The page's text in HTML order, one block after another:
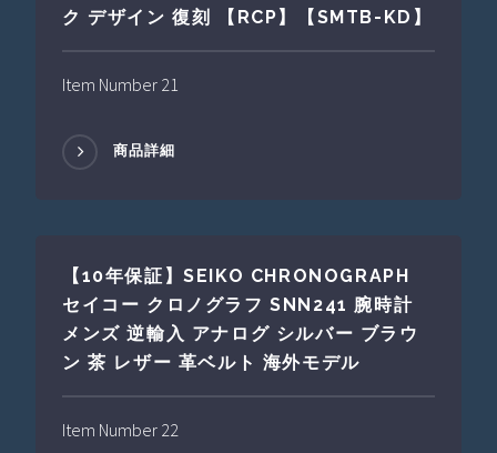
ク デザイン 復刻 【RCP】【SMTB-KD】
Item Number 21
商品詳細
【10年保証】SEIKO CHRONOGRAPH
セイコー クロノグラフ SNN241 腕時計
メンズ 逆輸入 アナログ シルバー ブラウ
ン 茶 レザー 革ベルト 海外モデル
Item Number 22